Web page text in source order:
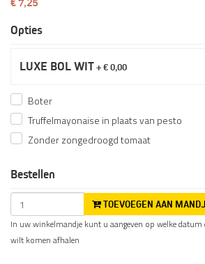
Opties
LUXE BOL WIT+ € 0,00
Boter
Truffelmayonaise in plaats van pesto
Zonder zongedroogd tomaat
Bestellen
TOEVOEGEN AAN
In uw winkelmandje kunt u aangeven op welke
wilt komen afhalen